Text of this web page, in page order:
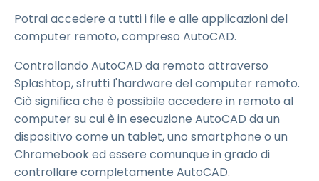
Potrai accedere a tutti i file e alle applicazioni del
computer remoto, compreso AutoCAD.
Controllando AutoCAD da remoto attraverso
Splashtop, sfrutti l'hardware del computer remoto.
Ciò significa che è possibile accedere in remoto al
computer su cui è in esecuzione AutoCAD da un
dispositivo come un tablet, uno smartphone o un
Chromebook ed essere comunque in grado di
controllare completamente AutoCAD.